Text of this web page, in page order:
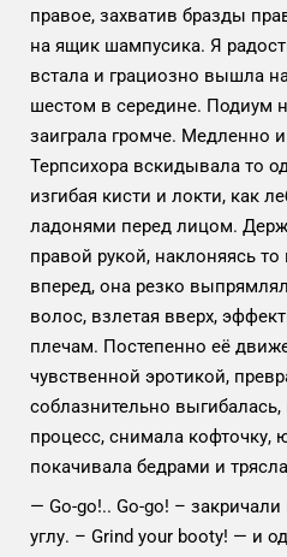
правое, захватив бразды
на ящик шампусика. Я
встала и грациозно вышла
шестом в середине. Подиум
заиграла громче. Медленно
Терпсихора вскидывала то
изгибая кисти и локти, как
ладонями перед лицом.
правой рукой, наклоняясь
вперед, она резко
волос, взлетая вверх,
плечам. Постепенно её
чувственной эротикой,
соблазнительно
процесс, снимала кофточку,
покачивала бедрами и
— Go-go!.. Go-go! –
углу. – Grind your booty! — и